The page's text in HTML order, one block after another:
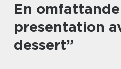
En omfattande
presentation
dessert”